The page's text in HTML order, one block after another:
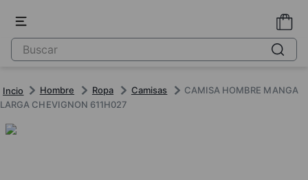
Hombre Ropa Camisas
CAMISA HOMBRE MANGA
LARGA CHEVIGNON 611H027